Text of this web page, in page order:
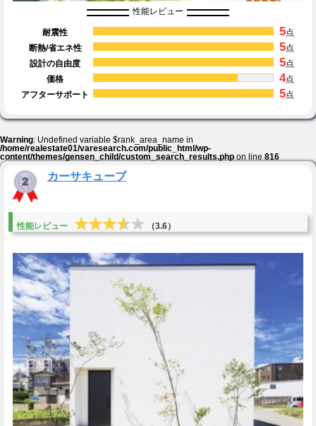
性能レビュー
耐震性 5点
断熱/省エネ性
5点
設計の自由度
5点
価格
4点
アフターサポート
5点
Warning: Undefined variable $rank_area_name in
/home/realestate01/varesearch.com/public_html/wp-
content/themes/gensen_child/custom_search_results.phpon line816
カーサキューブ
性能レビュー ★★★★★
★★★★★ （3.6）